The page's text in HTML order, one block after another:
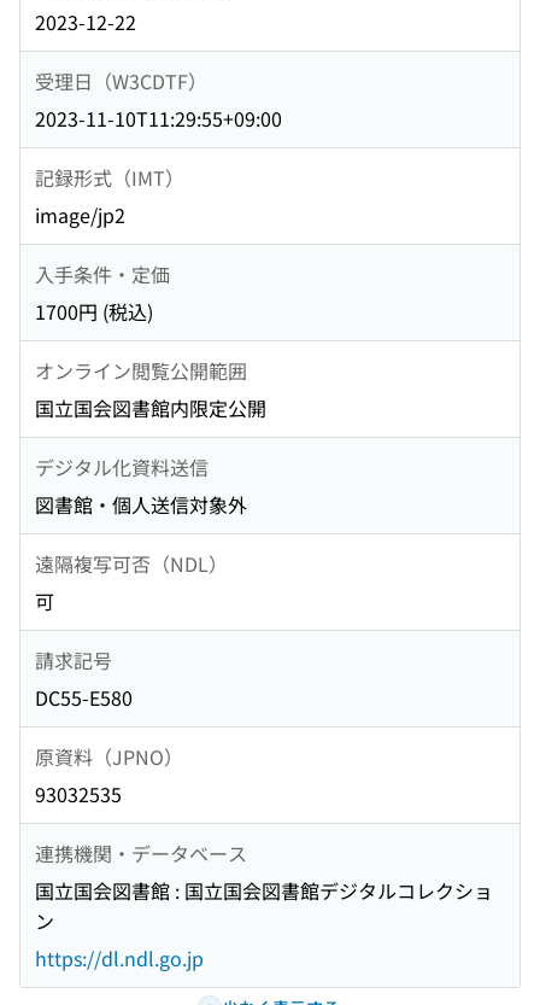
2023-12-22
受理日（W3CDTF）
2023-11-10T11:29:55+09:00
記録形式（IMT）
image/jp2
入手条件・定価
1700円 (税込)
オンライン閲覧公開範囲
国立国会図書館内限定公開
デジタル化資料送信
図書館・個人送信対象外
遠隔複写可否（NDL）
可
請求記号
DC55-E580
原資料（JPNO）
93032535
連携機関・データベース
国立国会図書館 : 国立国会図書館デジタルコレクショ
ン
https://dl.ndl.go.jp